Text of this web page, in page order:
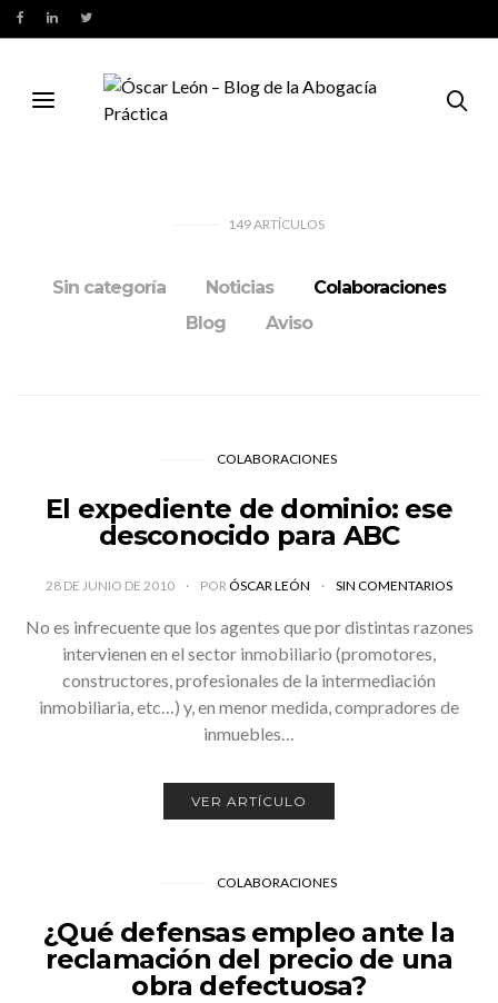
149ARTÍCULOS
Sin categoría Noticias
Colaboraciones
Blog
Aviso
COLABORACIONES
El expediente de dominio: ese
desconocido para ABC
28 DE JUNIO DE 2010 PORÓSCAR LEÓN SIN COMENTARIOS
No es infrecuente que los agentes que por distintas razones
intervienen en el sector inmobiliario (promotores,
constructores, profesionales de la intermediación
inmobiliaria, etc…) y, en menor medida, compradores de
inmuebles…
VER ARTÍCULO
COLABORACIONES
¿Qué defensas empleo ante la
reclamación del precio de una
obra defectuosa?